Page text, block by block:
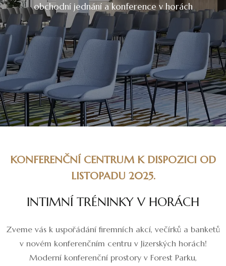
obchodní jednání a konference v horách
KONFERENČNÍ CENTRUM K DISPOZICI OD
LISTOPADU 2025.
INTIMNÍ TRÉNINKY V HORÁCH
Zveme vás k uspořádání firemních akcí, večírků a banketů
v novém konferenčním centru v Jizerských horách!
Moderní konferenční prostory v Forest Parku,